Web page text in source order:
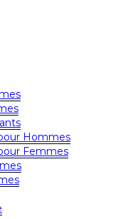
Hommes
Femmes